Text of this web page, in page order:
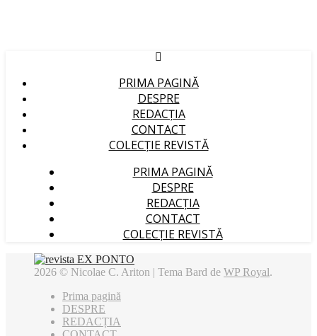
PRIMA PAGINĂ
DESPRE
REDACȚIA
CONTACT
COLECȚIE REVISTĂ
PRIMA PAGINĂ
DESPRE
REDACȚIA
CONTACT
COLECȚIE REVISTĂ
2026 © Nicolae C. Ariton | Tema Bard de WP Royal.
Prima pagină
DESPRE
REDACȚIA